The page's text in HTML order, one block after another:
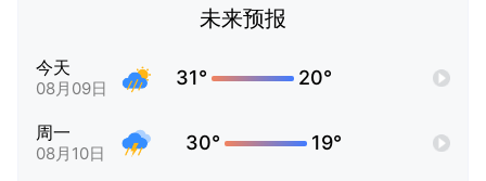
未来预报
今天
08月09日 31° 20°
周一
08月10日 30° 19°